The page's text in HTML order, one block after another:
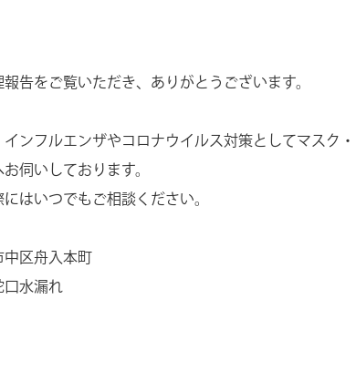
告をご覧いただき、ありがとうございます。
ンフルエンザやコロナウイルス対策としてマスク
伺いしております。
はいつでもご相談ください。
中区舟入本町
口水漏れ